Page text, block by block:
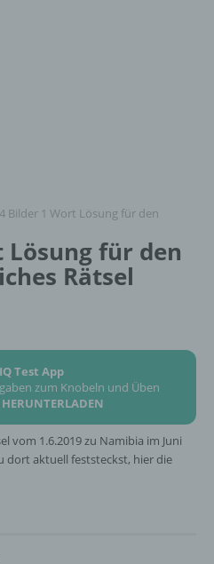
4 Bilder 1 Wort Lösung für den
Lösung für den
Rätsel
Test App
zum Knobeln und Üben
HERUNTERLADEN
vom 1.6.2019 zu Namibia im Juni
dort aktuell feststeckst, hier die